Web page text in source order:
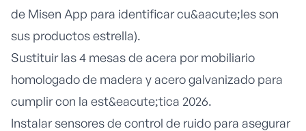
de Misen App para identificar cu&aacute;les son
sus productos estrella).
Sustituir las 4 mesas de acera por mobiliario
homologado de madera y acero galvanizado para
cumplir con la est&eacute;tica 2026.
Instalar sensores de control de ruido para asegurar